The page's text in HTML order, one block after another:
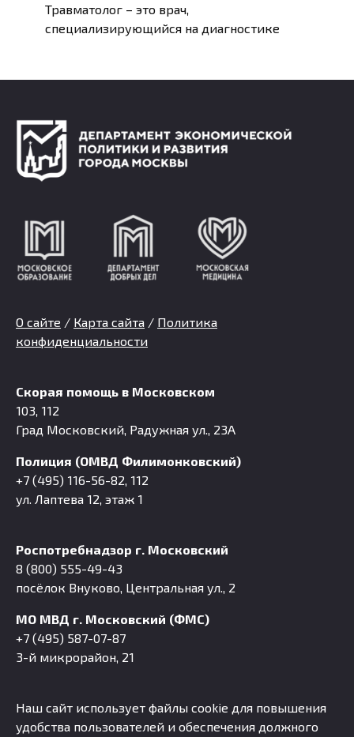
Травматолог – это врач,
специализирующийся на диагностике
О сайте / Карта сайта / Политика
конфиденциальности
Скорая помощь в Московском
103, 112
Град Московский, Радужная ул., 23А
Полиция (ОМВД Филимонковский)
+7 (495) 116-56-82, 112
ул. Лаптева 12, этаж 1
Роспотребнадзор г. Московский
8 (800) 555-49-43
посёлок Внуково, Центральная ул., 2
МО МВД г. Московский (ФМС)
+7 (495) 587-07-87
3-й микрорайон, 21
Наш сайт использует файлы cookie для повышения
удобства пользователей и обеспечения должного